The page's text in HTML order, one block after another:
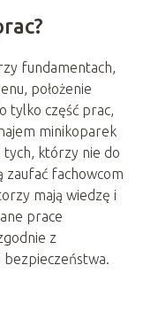
fundamentach,
położenie
tylko część prac,
minikoparek
tych, którzy nie do
zaufać fachowcom
mają wiedzę i
prace
z
bezpieczeństwa.